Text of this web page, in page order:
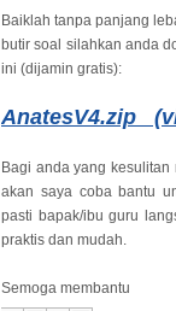
Baiklah tanpa panjang
butir soal silahkan anda
ini (dijamin gratis):
AnatesV4.zip
Bagi anda yang
akan saya coba bantu
pasti bapak/ibu guru
praktis dan mudah.
Semoga membantu